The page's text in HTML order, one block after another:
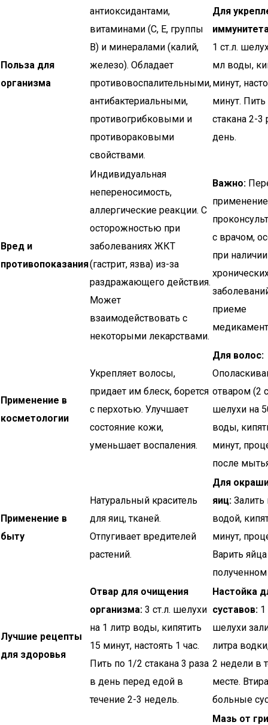
Польза для
организма
антиоксидантами,
витаминами (С, Е, группы
В) и минералами (калий,
железо). Обладает
противовоспалительными,
антибактериальными,
противогрибковыми и
противораковыми
свойствами.
Для
1 ст.л.
мл воды,
минут,
минут.
стакана 2-3
день.
Вред и
противопоказания
Индивидуальная
непереносимость,
аллергические реакции. С
осторожностью при
заболеваниях ЖКТ
(гастрит, язва) из-за
раздражающего действия.
Может
взаимодействовать с
некоторыми лекарствами.
Важно:
с врачом,
при наличии
приеме
Применение в
косметологии
Укрепляет волосы,
придает им блеск, борется
с перхотью. Улучшает
состояние кожи,
уменьшает воспаления.
Для волос:
отваром (2
шелухи на
воды,
минут,
после
Применение в
быту
Натуральный краситель
для яиц, тканей.
Отпугивает вредителей
растений.
Для
яиц:
водой,
минут,
Варить
полученном
Лучшие рецепты
для здоровья
Отвар для очищения
организма: 3 ст.л. шелухи
на 1 литр воды, кипятить
15 минут, настоять 1 час.
Пить по 1/2 стакана 3 раза
в день перед едой в
течение 2-3 недель.
Настойка
суставов: 1
шелухи
литра
2 недели в
месте.
больные
Мазь от